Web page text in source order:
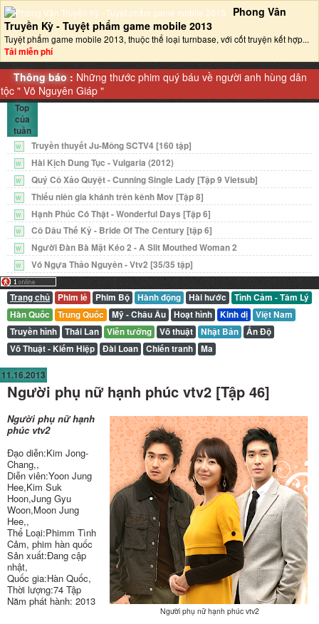
Phong Vân
Truyền Kỳ - Tuyệt phẩm game mobile 2013‎
Tuyệt phẩm game mobile 2013, thuộc thể loại turnbase, với cốt truyện kết hợp...
Tải miễn phí
Thông báo : Những thước phim quý báu về người anh hùng dân
tộc "Võ Nguyên Giáp "
Top
của
tuần
W Truyền thuyết Ju-Mông SCTV4 [160 tập]
W Hài Kịch Dung Tục - Vulgaria (2012)
W Quý Cô Xảo Quyệt - Cunning Single Lady [Tập 9 Vietsub]
W Thiếu niên gia khánh trên kênh Mov [Tập 8]
W Hạnh Phúc Có Thật - Wonderful Days [Tập 6]
W Cô Dâu Thế Kỷ - Bride Of The Century [tập 6]
W Người Đàn Bà Mặt Kéo 2 - A Slit Mouthed Woman 2
W Vó Ngựa Thảo Nguyên - Vtv2 [35/35 tập]
Trang chủ Phim lẻ Phim Bộ Hành động Hài hước
Tình Cảm - Tâm Lý
Hàn Quốc
Trung Quốc Mỹ - Châu Âu Hoạt hình Kinh dị
Việt Nam
Truyền hình
Thái Lan Viễn tưởng Võ thuật Nhật Bản
Ấn Độ
Võ Thuật - Kiếm Hiệp
Đài Loan Chiến tranh Ma
11.16.2013
Người phụ nữ hạnh phúc vtv2 [Tập 46]
Người phụ nữ hạnh phúc vtv2
Người phụ nữ hạnh
phúc vtv2
Đạo diễn:Kim Jong-
Chang,,
Diễn viên:Yoon Jung
Hee,Kim Suk
Hoon,Jung Gyu
Woon,Moon Jung
Hee,,
Thể Loại:Phimm Tình
Cảm, phim hàn quốc
Sản xuất:Đang cập
nhật,
Quốc gia:Hàn Quốc,
Thời lượng:74 Tập
Năm phát hành: 2013